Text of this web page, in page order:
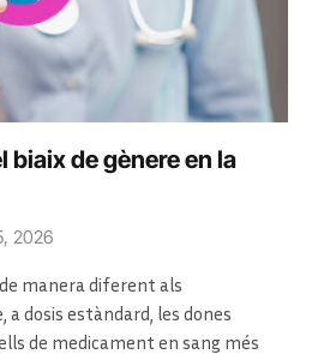
biaix de gènere en la
2026
manera diferent als
a dosis estàndard, les dones
de medicament en sang més